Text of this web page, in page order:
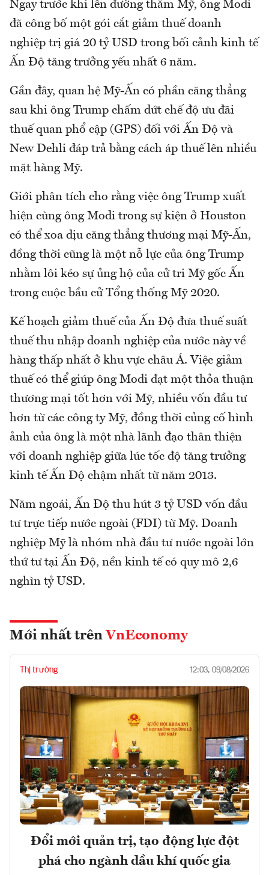
Ngay trước khi lên đường thăm Mỹ, ông Modi
đã công bố một gói cắt giảm thuế doanh
nghiệp trị giá 20 tỷ USD trong bối cảnh kinh tế
Ấn Độ tăng trưởng yếu nhất 6 năm.
Gần đây, quan hệ Mỹ-Ấn có phần căng thẳng
sau khi ông Trump chấm dứt chế độ ưu đãi
thuế quan phổ cập (GPS) đối với Ấn Độ và
New Dehli đáp trả bằng cách áp thuế lên nhiều
mặt hàng Mỹ.
Giới phân tích cho rằng việc ông Trump xuất
hiện cùng ông Modi trong sự kiện ở Houston
có thể xoa dịu căng thẳng thương mại Mỹ-Ấn,
đồng thời cũng là một nỗ lực của ông Trump
nhằm lôi kéo sự ủng hộ của cử tri Mỹ gốc Ấn
trong cuộc bầu cử Tổng thống Mỹ 2020.
Kế hoạch giảm thuế của Ấn Độ đưa thuế suất
thuế thu nhập doanh nghiệp của nước này về
hàng thấp nhất ở khu vực châu Á. Việc giảm
thuế có thể giúp ông Modi đạt một thỏa thuận
thương mại tốt hơn với Mỹ, nhiều vốn đầu tư
hơn từ các công ty Mỹ, đồng thời củng cố hình
ảnh của ông là một nhà lãnh đạo thân thiện
với doanh nghiệp giữa lúc tốc độ tăng trưởng
kinh tế Ấn Độ chậm nhất từ năm 2013.
Năm ngoái, Ấn Độ thu hút 3 tỷ USD vốn đầu
tư trực tiếp nước ngoài (FDI) từ Mỹ. Doanh
nghiệp Mỹ là nhóm nhà đầu tư nước ngoài lớn
thứ tư tại Ấn Độ, nền kinh tế có quy mô 2,6
nghìn tỷ USD.
Mới nhất trên VnEconomy
Thị trường 12:03, 09/08/2026
Đổi mới quản trị, tạo động lực đột
phá cho ngành dầu khí quốc gia